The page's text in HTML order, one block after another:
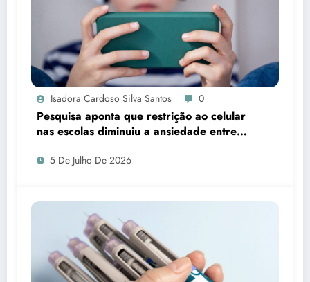
Isadora Cardoso Silva Santos 0
Pesquisa aponta que restrição ao celular
nas escolas diminuiu a ansiedade entre
estudantes
5 De Julho De 2026